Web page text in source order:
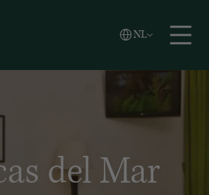
Zoeken
NL
Vlaams
English
del Mar